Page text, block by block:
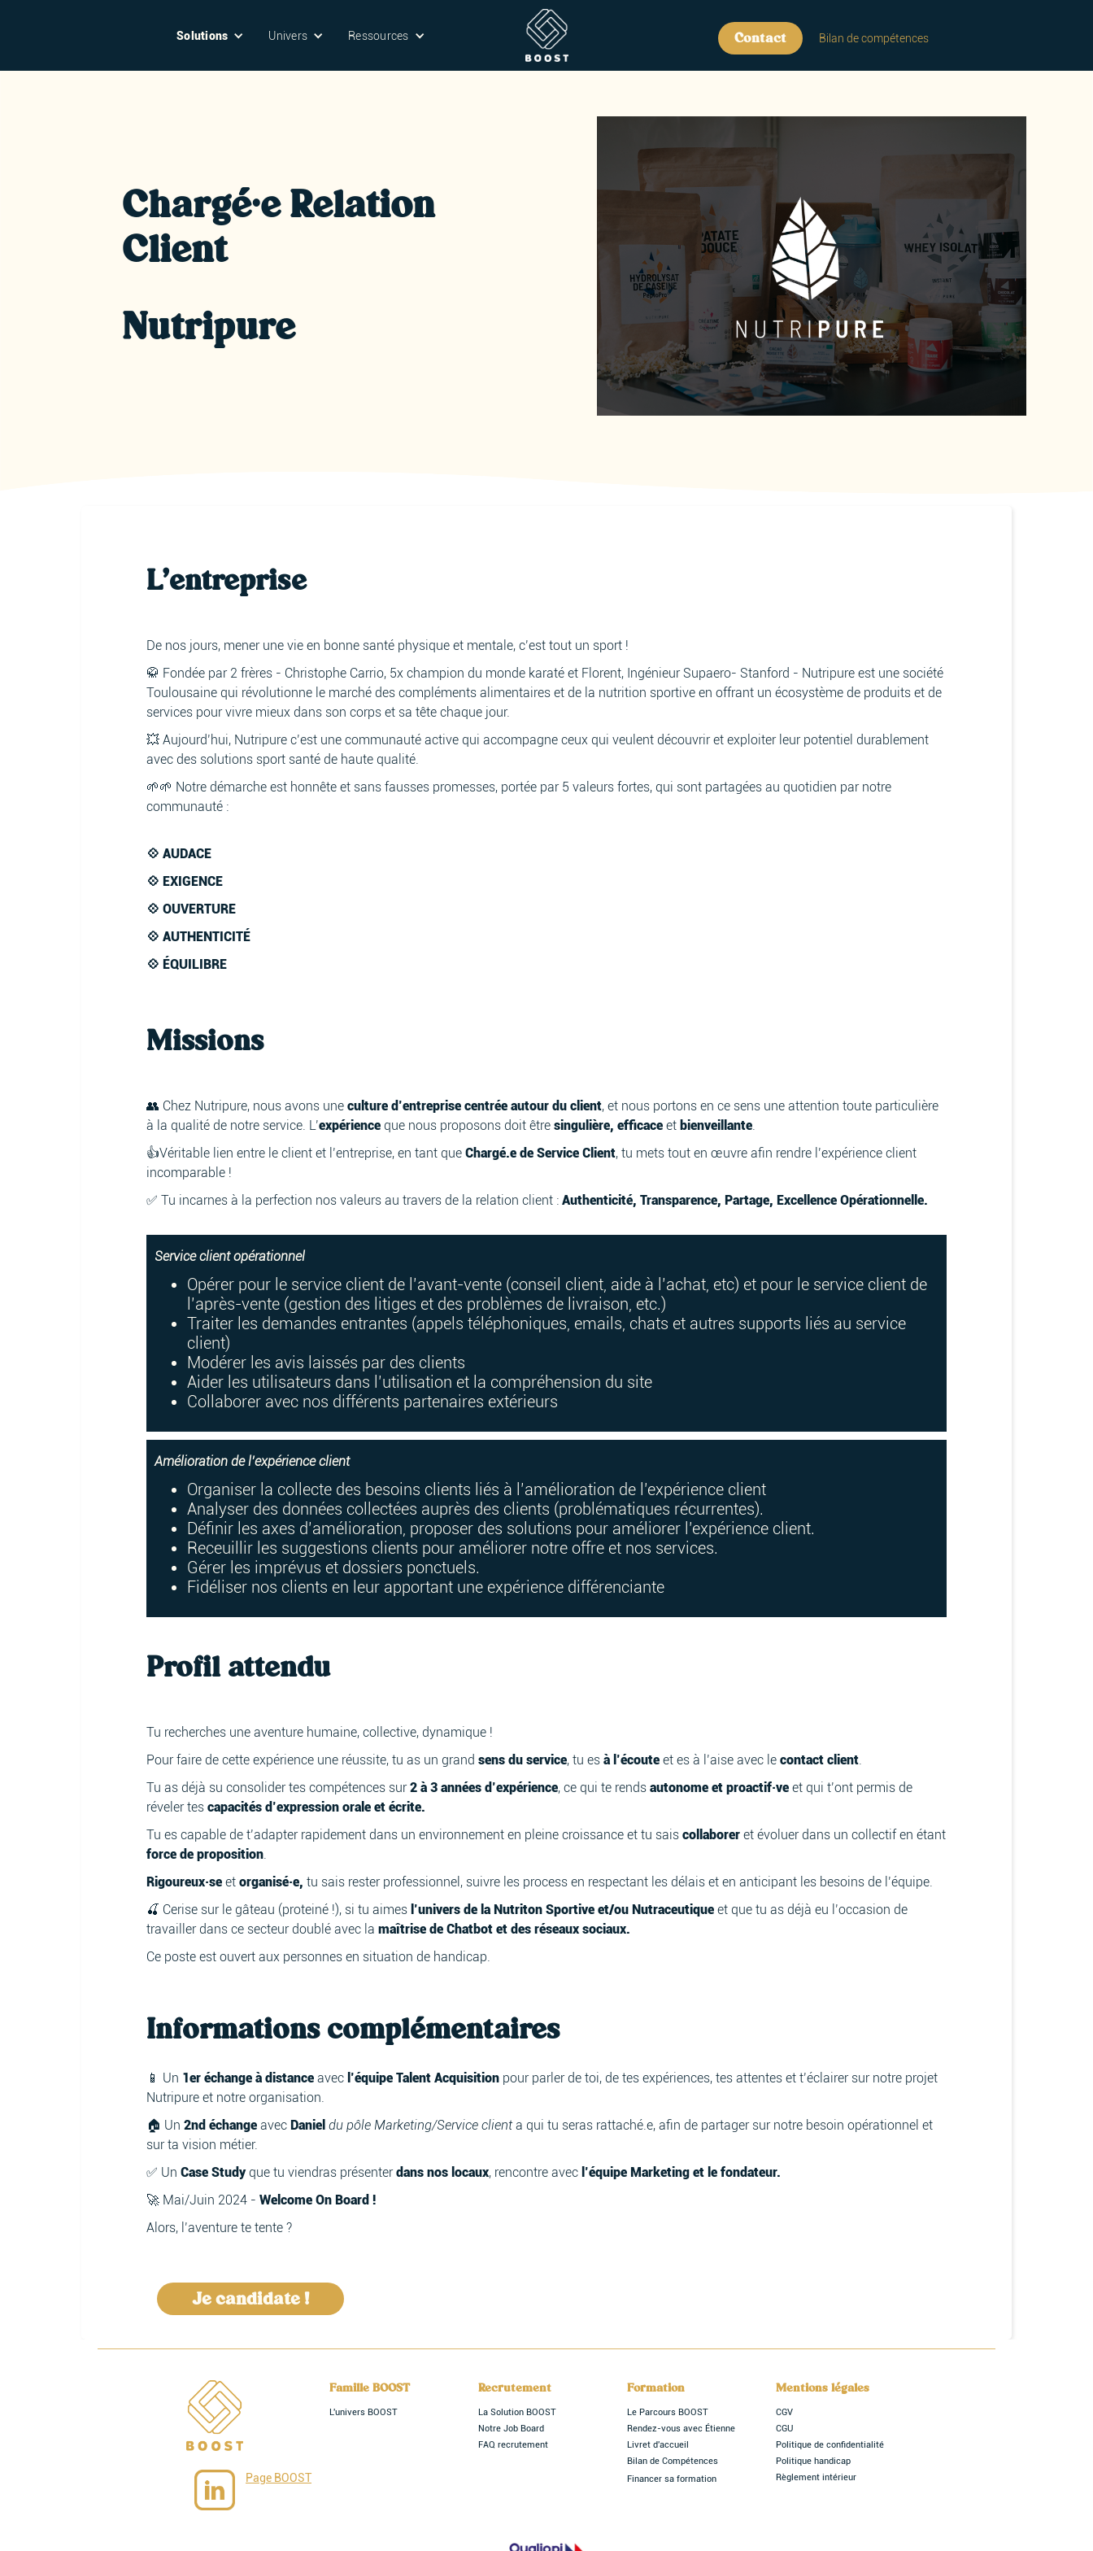
Solutions Univers Ressources Contact Bilan de compétences
Chargé·e Relation
Client
Nutripure
L'entreprise
De nos jours, mener une vie en bonne santé physique et mentale, c’est tout un sport !
🥋 Fondée par 2 frères - Christophe Carrio, 5x champion du monde karaté et Florent, Ingénieur Supaero- Stanford - Nutripure est une société
Toulousaine qui révolutionne le marché des compléments alimentaires et de la nutrition sportive en offrant un écosystème de produits et de
services pour vivre mieux dans son corps et sa tête chaque jour.
💥 Aujourd’hui, Nutripure c’est une communauté active qui accompagne ceux qui veulent découvrir et exploiter leur potentiel durablement
avec des solutions sport santé de haute qualité.
🌱🌱 Notre démarche est honnête et sans fausses promesses, portée par 5 valeurs fortes, qui sont partagées au quotidien par notre
communauté :
💠 AUDACE
💠 EXIGENCE
💠 OUVERTURE
💠 AUTHENTICITÉ
💠 ÉQUILIBRE
Missions
👥 Chez Nutripure, nous avons une culture d’entreprise centrée autour du client, et nous portons en ce sens une attention toute particulière
à la qualité de notre service. L’expérience que nous proposons doit être singulière, efficace et bienveillante.
👍Véritable lien entre le client et l’entreprise, en tant que Chargé.e de Service Client, tu mets tout en œuvre afin rendre l’expérience client
incomparable !
✅ Tu incarnes à la perfection nos valeurs au travers de la relation client : Authenticité, Transparence, Partage, Excellence Opérationnelle.
Service client opérationnel
Opérer pour le service client de l’avant-vente (conseil client, aide à l’achat, etc) et pour le service client de
l’après-vente (gestion des litiges et des problèmes de livraison, etc.)
Traiter les demandes entrantes (appels téléphoniques, emails, chats et autres supports liés au service
client)
Modérer les avis laissés par des clients
Aider les utilisateurs dans l’utilisation et la compréhension du site
Collaborer avec nos différents partenaires extérieurs
Amélioration de l’expérience client
Organiser la collecte des besoins clients liés à l’amélioration de l’expérience client
Analyser des données collectées auprès des clients (problématiques récurrentes).
Définir les axes d’amélioration, proposer des solutions pour améliorer l’expérience client.
Receuillir les suggestions clients pour améliorer notre offre et nos services.
Gérer les imprévus et dossiers ponctuels.
Fidéliser nos clients en leur apportant une expérience différenciante
Profil attendu
Tu recherches une aventure humaine, collective, dynamique !
Pour faire de cette expérience une réussite, tu as un grand sens du service, tu es à l’écoute et es à l’aise avec le contact client.
Tu as déjà su consolider tes compétences sur2 à 3 années d’expérience, ce qui te rends autonome et proactif·ve et qui t’ont permis de
réveler tes capacités d’expression orale et écrite.
Tu es capable de t’adapter rapidement dans un environnement en pleine croissance et tu sais collaborer et évoluer dans un collectif en étant
force de proposition.
Rigoureux·se et organisé·e, tu sais rester professionnel, suivre les process en respectant les délais et en anticipant les besoins de l’équipe.
🍒 Cerise sur le gâteau (proteiné !), si tu aimes l’univers de la Nutriton Sportive et/ou Nutraceutique et que tu as déjà eu l’occasion de
travailler dans ce secteur doublé avec la maîtrise de Chatbot et des réseaux sociaux.
Ce poste est ouvert aux personnes en situation de handicap.
Informations complémentaires
📱 Un 1er échange à distance avec l’équipe Talent Acquisition pour parler de toi, de tes expériences, tes attentes et t’éclairer sur notre projet
Nutripure et notre organisation.
🏠 Un 2nd échange avec Daniel du pôle Marketing/Service clienta qui tu seras rattaché.e, afin de partager sur notre besoin opérationnel et
sur ta vision métier.
✅ Un Case Studyque tu viendras présenterdans nos locaux, rencontre avec l’équipe Marketing et le fondateur.
🚀 Mai/Juin 2024 - Welcome On Board !
Alors, l’aventure te tente ?
Je candidate !
Page BOOST
Famille BOOST
L'univers BOOST
Recrutement
La Solution BOOST
Notre Job Board
FAQ recrutement
Formation
Le Parcours BOOST
Rendez-vous avec Étienne
Livret d'accueil
Bilan de Compétences
Financer sa formation
Mentions légales
CGV
CGU
Politique de confidentialité
Politique handicap
Règlement intérieur